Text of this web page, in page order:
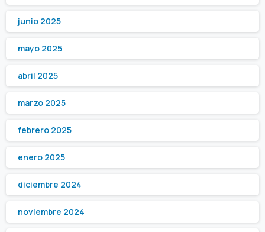
junio 2025
mayo 2025
abril 2025
marzo 2025
febrero 2025
enero 2025
diciembre 2024
noviembre 2024